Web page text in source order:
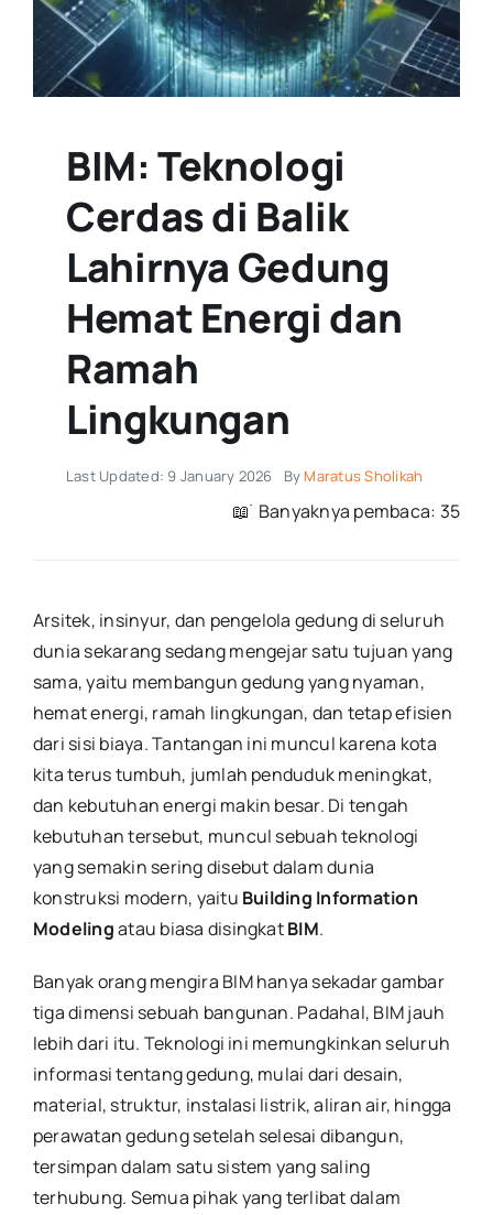
BIM: Teknologi
Cerdas di Balik
Lahirnya Gedung
Hemat Energi dan
Ramah
Lingkungan
Last Updated: 9 January 2026 By Maratus Sholikah
📖 ࣪ Banyaknya pembaca: 35
Arsitek, insinyur, dan pengelola gedung di seluruh
dunia sekarang sedang mengejar satu tujuan yang
sama, yaitu membangun gedung yang nyaman,
hemat energi, ramah lingkungan, dan tetap efisien
dari sisi biaya. Tantangan ini muncul karena kota
kita terus tumbuh, jumlah penduduk meningkat,
dan kebutuhan energi makin besar. Di tengah
kebutuhan tersebut, muncul sebuah teknologi
yang semakin sering disebut dalam dunia
konstruksi modern, yaitu Building Information
Modelingatau biasa disingkatBIM.
Banyak orang mengira BIM hanya sekadar gambar
tiga dimensi sebuah bangunan. Padahal, BIM jauh
lebih dari itu. Teknologi ini memungkinkan seluruh
informasi tentang gedung, mulai dari desain,
material, struktur, instalasi listrik, aliran air, hingga
perawatan gedung setelah selesai dibangun,
tersimpan dalam satu sistem yang saling
terhubung. Semua pihak yang terlibat dalam